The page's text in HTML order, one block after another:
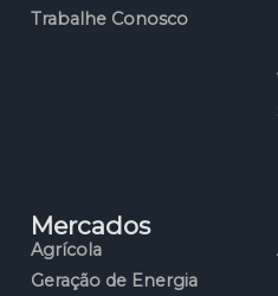
Trabalhe Conosco
Mercados
Agrícola
Geração de Energia